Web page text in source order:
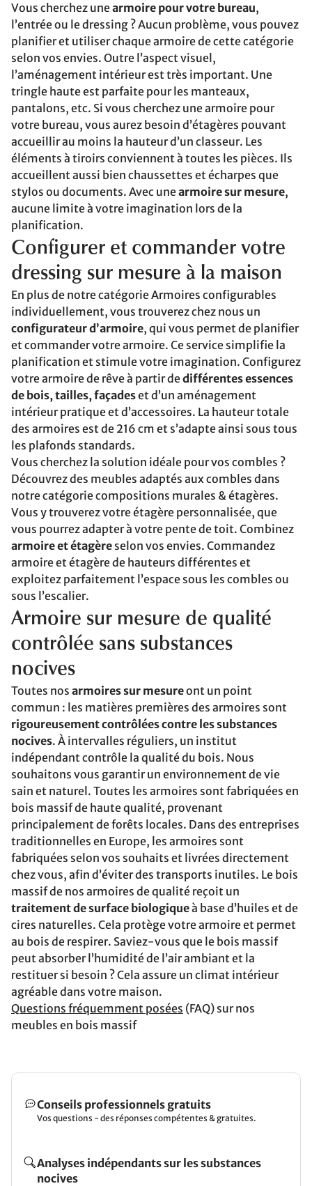
Vous cherchez unearmoire pour votre bureau,
l’entrée ou le dressing ? Aucun problème, vous pouvez
planifier et utiliser chaque armoire de cette catégorie
selon vos envies. Outre l’aspect visuel,
l’aménagement intérieur est très important. Une
tringle haute est parfaite pour les manteaux,
pantalons, etc. Si vous cherchez une armoire pour
votre bureau, vous aurez besoin d’étagères pouvant
accueillir au moins la hauteur d’un classeur. Les
éléments à tiroirs conviennent à toutes les pièces. Ils
accueillent aussi bien chaussettes et écharpes que
stylos ou documents. Avec unearmoire sur mesure,
aucune limite à votre imagination lors de la
planification.
Configurer et commander votre
dressing sur mesure à la maison
En plus de notre catégorie Armoires configurables
individuellement, vous trouverez chez nous un
configurateur d’armoire, qui vous permet de planifier
et commander votre armoire. Ce service simplifie la
planification et stimule votre imagination. Configurez
votre armoire de rêve à partir dedifférentes essences
de bois, tailles, façadeset d’un aménagement
intérieur pratique et d’accessoires. La hauteur totale
des armoires est de 216 cm et s’adapte ainsi sous tous
les plafonds standards.
Vous cherchez la solution idéale pour vos combles ?
Découvrez des meubles adaptés aux combles dans
notre catégorie compositions murales & étagères.
Vous y trouverez votre étagère personnalisée, que
vous pourrez adapter à votre pente de toit. Combinez
armoire et étagère selon vos envies. Commandez
armoire et étagère de hauteurs différentes et
exploitez parfaitement l’espace sous les combles ou
sous l’escalier.
Armoire sur mesure de qualité
contrôlée sans substances
nocives
Toutes nos armoires sur mesureont un point
commun : les matières premières des armoires sont
rigoureusement contrôlées contre les substances
nocives. À intervalles réguliers, un institut
indépendant contrôle la qualité du bois. Nous
souhaitons vous garantir un environnement de vie
sain et naturel. Toutes les armoires sont fabriquées en
bois massif de haute qualité, provenant
principalement de forêts locales. Dans des entreprises
traditionnelles en Europe, les armoires sont
fabriquées selon vos souhaits et livrées directement
chez vous, afin d’éviter des transports inutiles. Le bois
massif de nos armoires de qualité reçoit un
traitement de surface biologiqueà base d’huiles et de
cires naturelles. Cela protège votre armoire et permet
au bois de respirer. Saviez-vous que le bois massif
peut absorber l’humidité de l’air ambiant et la
restituer si besoin ? Cela assure un climat intérieur
agréable dans votre maison.
Questions fréquemment posées (FAQ) sur nos
meubles en bois massif
Conseils professionnels gratuits
Vos questions - des réponses compétentes & gratuites.
Analyses indépendants sur les substances
nocives